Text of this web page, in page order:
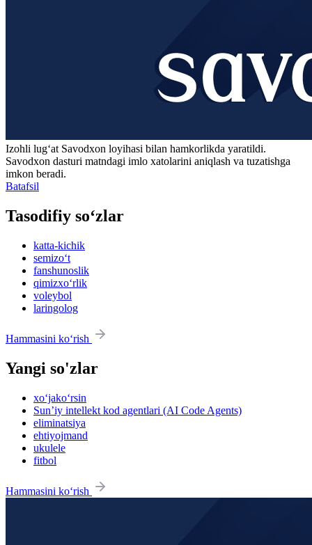
Izohli lugʻat Savodxon loyihasi bilan hamkorlikda yaratildi.
Savodxon dasturi matndagi imlo xatolarini aniqlash va tuzatishga
imkon beradi.
Batafsil
Tasodifiy so‘zlar
katta-kichik
semizo‘t
fanshunoslik
qimizxo‘rlik
voleybol
laringolog
Hammasini ko‘rish
Yangi so'zlar
xo‘jako‘rsin
Sun’iy intellekt kod agentlari (AI Code Agents)
eliminatsiya
ehtiyojmand
ukulele
fitbol
Hammasini ko‘rish